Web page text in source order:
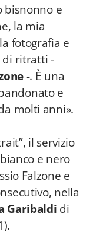
bisnonno e
la mia
fotografia e
di ritratti -
-. È una
e
molti anni».
il servizio
e nero
Falzone e
nella
Garibaldi di